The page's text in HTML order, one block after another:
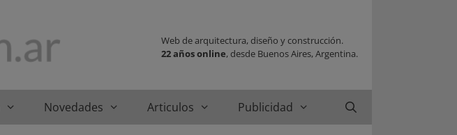
Web de arquitectura, diseño y construcción.
22 años online, desde Buenos Aires, Argentina.
Novedades Articulos Publicidad